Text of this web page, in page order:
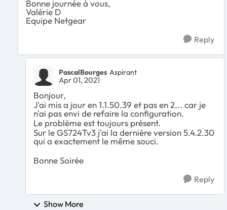
Bonne journée à vous,
Valérie D
Equipe Netgear
Reply
PascalBourges Aspirant
Apr 01, 2021
Bonjour,
J'ai mis a jour en 1.1.50.39 et pas en 2... car je
n'ai pas envi de refaire la configuration.
Le problème est toujours présent.
Sur le GS724Tv3 j'ai la dernière version 5.4.2.30
qui a exactement le même souci.
Bonne Soirée
Reply
Show More